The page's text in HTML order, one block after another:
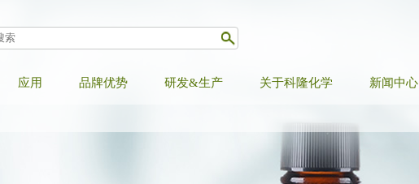
应用 品牌优势 研发&生产 关于科隆化学 新闻中心